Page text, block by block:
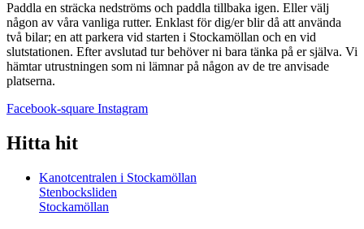
Paddla en sträcka nedströms och paddla tillbaka igen. Eller välj
någon av våra vanliga rutter. Enklast för dig/er blir då att använda
två bilar; en att parkera vid starten i Stockamöllan och en vid
slutstationen. Efter avslutad tur behöver ni bara tänka på er själva. Vi
hämtar utrustningen som ni lämnar på någon av de tre anvisade
platserna.
Facebook-square Instagram
Hitta hit
Kanotcentralen i Stockamöllan
Stenbocksliden
Stockamöllan